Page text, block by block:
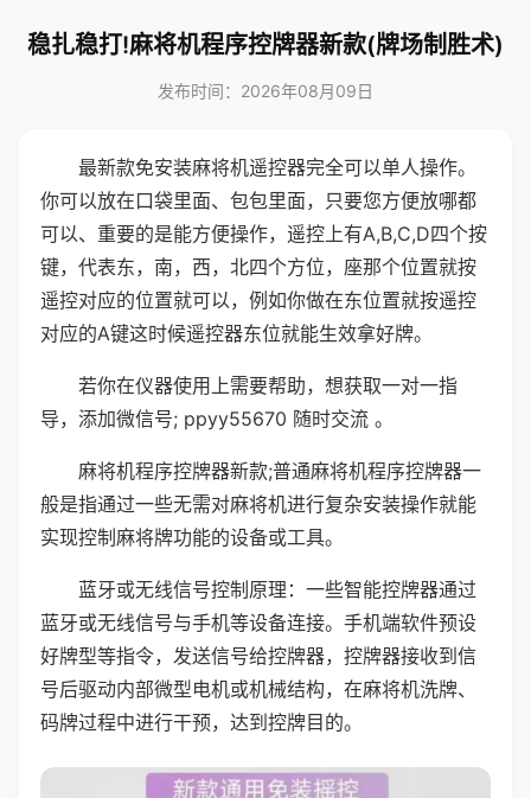
稳扎稳打!麻将机程序控牌器新款(牌场制胜术)
发布时间：2026年08月09日
最新款免安装麻将机遥控器完全可以单人操作。
你可以放在口袋里面、包包里面，只要您方便放哪都
可以、重要的是能方便操作，遥控上有A,B,C,D四个按
键，代表东，南，西，北四个方位，座那个位置就按
遥控对应的位置就可以，例如你做在东位置就按遥控
对应的A键这时候遥控器东位就能生效拿好牌。
若你在仪器使用上需要帮助，想获取一对一指
导，添加微信号; ppyy55670 随时交流 。
麻将机程序控牌器新款;普通麻将机程序控牌器一
般是指通过一些无需对麻将机进行复杂安装操作就能
实现控制麻将牌功能的设备或工具。
蓝牙或无线信号控制原理：一些智能控牌器通过
蓝牙或无线信号与手机等设备连接。手机端软件预设
好牌型等指令，发送信号给控牌器，控牌器接收到信
号后驱动内部微型电机或机械结构，在麻将机洗牌、
码牌过程中进行干预，达到控牌目的。